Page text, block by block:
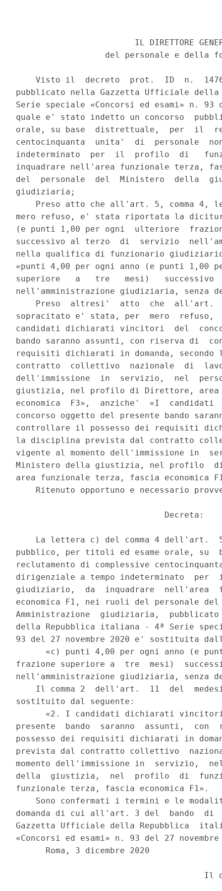
IL DIRETTORE
del personale e della
Visto il  decreto  prot.  ID  n.
pubblicato nella Gazzetta Ufficiale
Serie speciale «Concorsi ed esami» n. 93
quale e' stato indetto un concorso
orale, su base  distrettuale,  per  il
centocinquanta  unita'  di  personale
indeterminato  per  il  profilo  di
inquadrare nell'area funzionale terza,
del  personale  del  Ministero  della
giudiziaria;
Preso atto che all'art. 5, comma 4,
mero refuso, e' stata riportata la
(e punti 1,00 per ogni  ulteriore
successivo al terzo  di  servizio
nella qualifica di funzionario
«punti 4,00 per ogni anno (e punti 1,00
superiore   a   tre   mesi)
nell'amministrazione giudiziaria, senza
Preso  altresi'  atto  che  all'art.
sopracitato e' stata, per  mero
candidati dichiarati vincitori  del
bando saranno assunti, con riserva di
requisiti dichiarati in domanda,
contratto  collettivo  nazionale  di
dell'immissione  in  servizio,  nel
giustizia, nel profilo di Direttore,
economica  F3»,  anziche'  «I
concorso oggetto del presente bando
controllare il possesso dei requisiti
la disciplina prevista dal contratto
vigente al momento dell'immissione in
Ministero della giustizia, nel profilo
area funzionale terza, fascia economica
Ritenuto opportuno e necessario
                              Decreta:
La lettera c) del comma 4 dell'art.
pubblico, per titoli ed esame orale,
reclutamento di complessive
dirigenziale a tempo indeterminato
giudiziario,  da  inquadrare  nell'area
economica F1, nei ruoli del personale
Amministrazione  giudiziaria,
della Repubblica italiana - 4ª Serie
93 del 27 novembre 2020 e' sostituita
«c) punti 4,00 per ogni anno (e
frazione superiore a  tre  mesi)
nell'amministrazione giudiziaria, senza
Il comma 2  dell'art.  11  del
sostituito dal seguente:
«2. I candidati dichiarati
presente  bando  saranno  assunti,
possesso dei requisiti dichiarati in
prevista dal contratto collettivo
momento dell'immissione in  servizio,
della  giustizia,  nel  profilo  di
funzionale terza, fascia economica F1».
Sono confermati i termini e le
domanda di cui all'art. 3 del  bando  di
Gazzetta Ufficiale della Repubblica
«Concorsi ed esami» n. 93 del 27
      Roma, 3 dicembre 2020